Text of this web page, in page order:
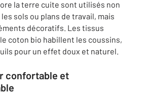
la terre cuite sont utilisés non
sols ou plans de travail, mais
décoratifs. Les tissus
coton bio habillent les coussins,
pour un effet doux et naturel.
confortable et